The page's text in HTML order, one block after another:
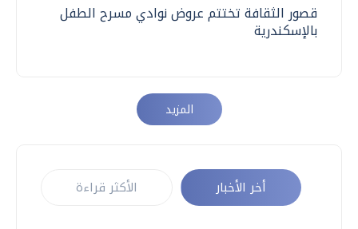
قصور الثقافة تختتم عروض نوادي مسرح الطفل
بالإسكندرية
المزيد
أخر الأخبار الأكثر قراءة